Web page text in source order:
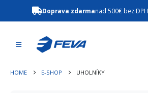
Doprava zdarmanad 500€ bez DPH
HOME E-SHOP UHOLNÍKY